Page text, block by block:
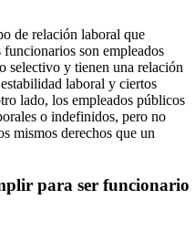
de relación laboral que
son empleados
selectivo y tienen una relación
laboral y ciertos
lado, los empleados públicos
o indefinidos, pero no
mismos derechos que un
para ser funcionario